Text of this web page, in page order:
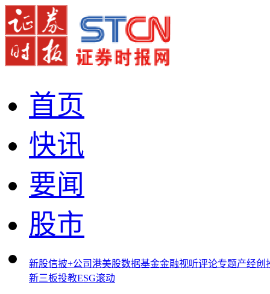
首页
快讯
要闻
股市
新股信披+公司港美股数据基金金融视听评论专题产经创
新三板投教ESG滚动